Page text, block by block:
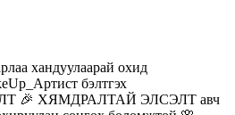
хандуулаарай охид
бэлтгэх
🎉 ХЯМДРАЛТАЙ ЭЛСЭЛТ авч